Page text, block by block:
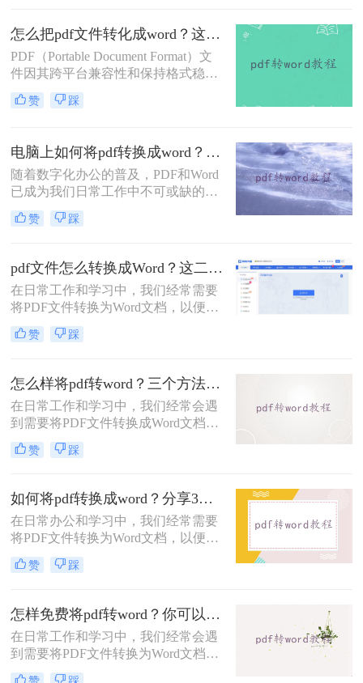
和修改。那么pdf文件怎么转化为word
文件呢？下面，我将详细介绍几种将
PDF文件转化为Word文件的方法，帮
助您轻松应对各种场景。
怎么把pdf文件转化成word？这三个方法让你快速操作！
PDF（Portable Document Format）文
件因其跨平台兼容性和保持格式稳定
性的特点，广泛应用于各个领域。然
而，当我们需要对PDF内容进行编辑
呢？下面将介绍三种常用的方法，帮
助您轻松实现PDF到Word的转换。
赞 踩
电脑上如何将pdf转换成word？这二个方法很实用！
随着数字化办公的普及，PDF和Word
已成为我们日常工作中不可或缺的两
种文件格式。PDF以其卓越的稳定性
和安全性，确保文件在任何设备上都
以其强大的编辑和排版功能，赢得了
众多用户的青睐。然而，有时我们需
要将PDF文件转换为Word格式，以便
进行更深入的编辑和修改。那么，电
脑上如何将pdf转换成word呢？下面，
我们将为您介绍几种实用的方法。
赞 踩
pdf文件怎么转换成Word？这二个免费方法了解一下~
在日常工作和学习中，我们经常需要
将PDF文件转换为Word文档，以便于
编辑、修改或格式调整。那么PDF文
件怎么转换成Word呢？本文将为您介
详细解释每一步骤。
赞 踩
怎么样将pdf转word？三个方法帮你一键解决！
在日常工作和学习中，我们经常会遇
到需要将PDF文件转换成Word文档的
情况。因为PDF是一种相对固定的文
档格式，无法直接进行编辑和修改，
辑工具。那么怎么样将pdf转word
呢？本文将为你介绍三个简单而有效
的方法，帮助你顺利完成PDF转Word
的需求。
赞 踩
如何将pdf转换成word？分享3种快速转换方法！
在日常办公和学习中，我们经常需要
将PDF文件转换为Word文档，以便进
行编辑、修改或格式化。PDF文件由
于其不可编辑性，通常用于分享和展
为Word文档就变得尤为重要。那么如
何将pdf转换成word呢？下面将介绍几
种常用的PDF转Word的方法。
赞 踩
怎样免费将pdf转word？你可以试试这3种方法！
在日常工作和学习中，我们经常会遇
到需要将PDF文件转换为Word文档的
情况，以便于编辑和修改。虽然市面